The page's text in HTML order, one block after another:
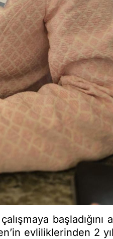
başladığını
evliliklerinden 2